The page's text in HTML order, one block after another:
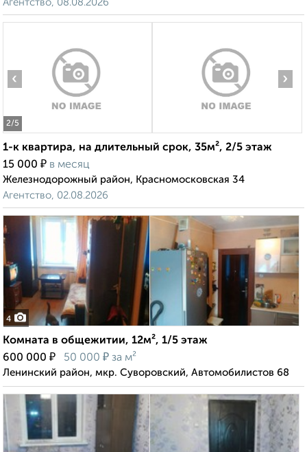
Агентство, 08.08.2026
2/5
‹ ›
1-к квартира, на длительный срок, 35м², 2/5 этаж
15 000 ₽ в месяц
Железнодорожный район, Красномосковская 34
Агентство, 02.08.2026
4
Комната в общежитии, 12м², 1/5 этаж
600 000 ₽ 50 000 ₽ за м²
Ленинский район, мкр. Суворовский, Автомобилистов 68